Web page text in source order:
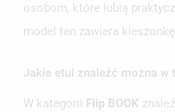
osobom, które lubią
model ten zawiera
Jakie etui znaleźć można w
W kategorii Flip BOOK